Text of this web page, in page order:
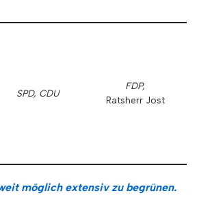
SPD, CDU
FDP,
Ratsherr Jost
möglich extensiv zu begrünen.